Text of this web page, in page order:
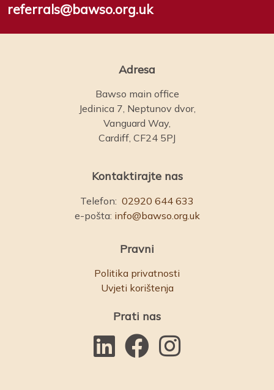
referrals@bawso.org.uk
Adresa
Bawso main office
Jedinica 7, Neptunov dvor,
Vanguard Way,
Cardiff, CF24 5PJ
Kontaktirajte nas
Telefon: 02920 644 633
e-pošta: info@bawso.org.uk
Pravni
Politika privatnosti
Uvjeti korištenja
Prati nas